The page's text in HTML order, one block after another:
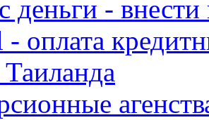
деньги - внести
- оплата